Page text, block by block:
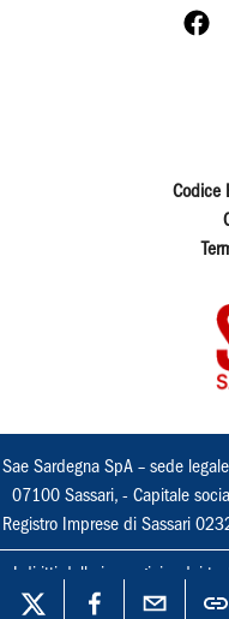
Codice
Sae Sardegna SpA – sede
07100 Sassari, - Capitale
Registro Imprese di Sassari
I diritti delle immagini e dei
loro riproduzione con